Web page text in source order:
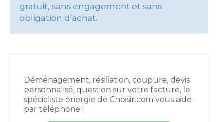
gratuit, sans engagement et sans
obligation d’achat.
Déménagement, résiliation, coupure, devis
personnalisé, question sur votre facture, le
spécialiste énergie de Choisir.com vous aide
par téléphone !